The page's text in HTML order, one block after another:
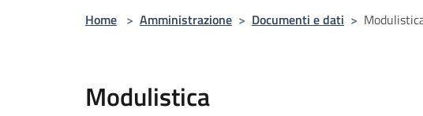
Home > Amministrazione > Documenti e dati >
Modulistica